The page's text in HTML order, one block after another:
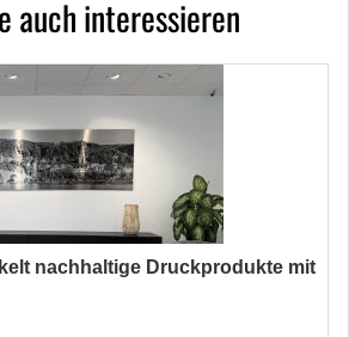
auch interessieren
nachhaltige Druckprodukte mit